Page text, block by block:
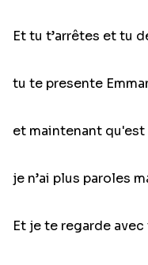
Et tu t’arrêtes et tu
tu te presente
et maintenant
je n’ai plus paroles
Et je te regarde